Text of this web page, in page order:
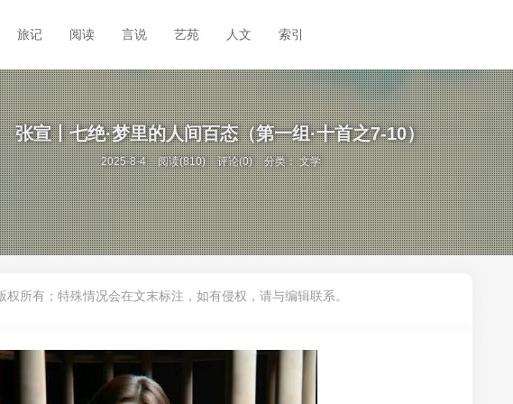
旅记 阅读 言说 艺苑 人文 索引
张宣丨七绝·梦里的人间百态（第一组·十首之7-10）
2025-8-4 阅读(810) 评论(0) 分类：文学
所有；特殊情况会在文末标注，如有侵权，请与编辑联系。